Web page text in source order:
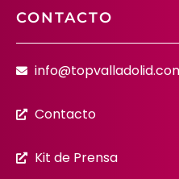
CONTACTO
Contacto
Kit de Prensa